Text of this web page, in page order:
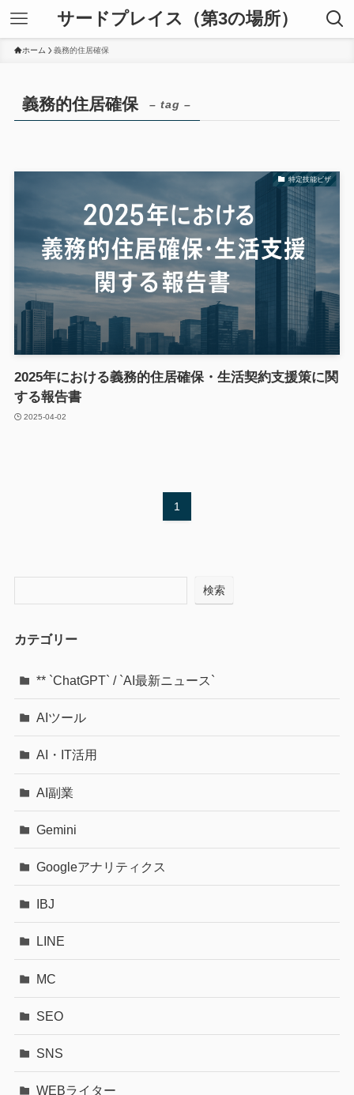
サードプレイス（第3の場所）
ホーム 義務的住居確保
義務的住居確保 – tag –
特定技能ビザ
2025年における義務的住居確保・生活契約支援策に関
する報告書
2025-04-02
1
検索
カテゴリー
** `ChatGPT` / `AI最新ニュース`
AIツール
AI・IT活用
AI副業
Gemini
Googleアナリティクス
IBJ
LINE
MC
SEO
SNS
WEBライター